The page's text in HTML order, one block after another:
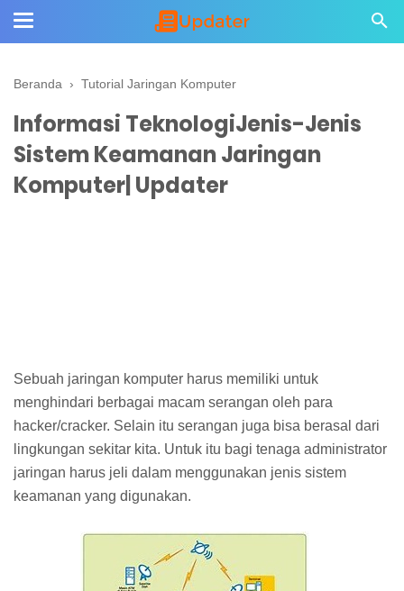
Beranda › Tutorial Jaringan Komputer
Informasi TeknologiJenis-Jenis
Sistem Keamanan Jaringan
Komputer| Updater
Sebuah jaringan komputer harus memiliki untuk
menghindari berbagai macam serangan oleh para
hacker/cracker. Selain itu serangan juga bisa berasal dari
lingkungan sekitar kita. Untuk itu bagi tenaga administrator
jaringan harus jeli dalam menggunakan jenis sistem
keamanan yang digunakan.